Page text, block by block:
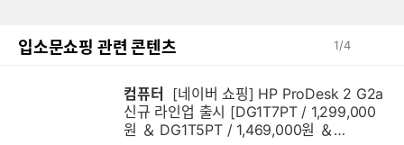
입소문쇼핑 관련 콘텐츠 1/4
컴퓨터
신규 라인업 출시 [DG1T7PT / 1,299,000
원 ＆ DG1T5PT / 1,469,000원 ＆